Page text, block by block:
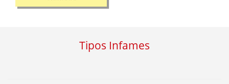
Tipos Infames